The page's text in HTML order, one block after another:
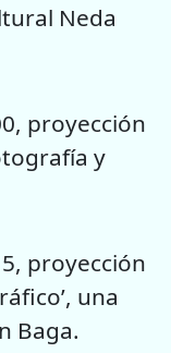
Neda
proyección
y
proyección
una
Baga.